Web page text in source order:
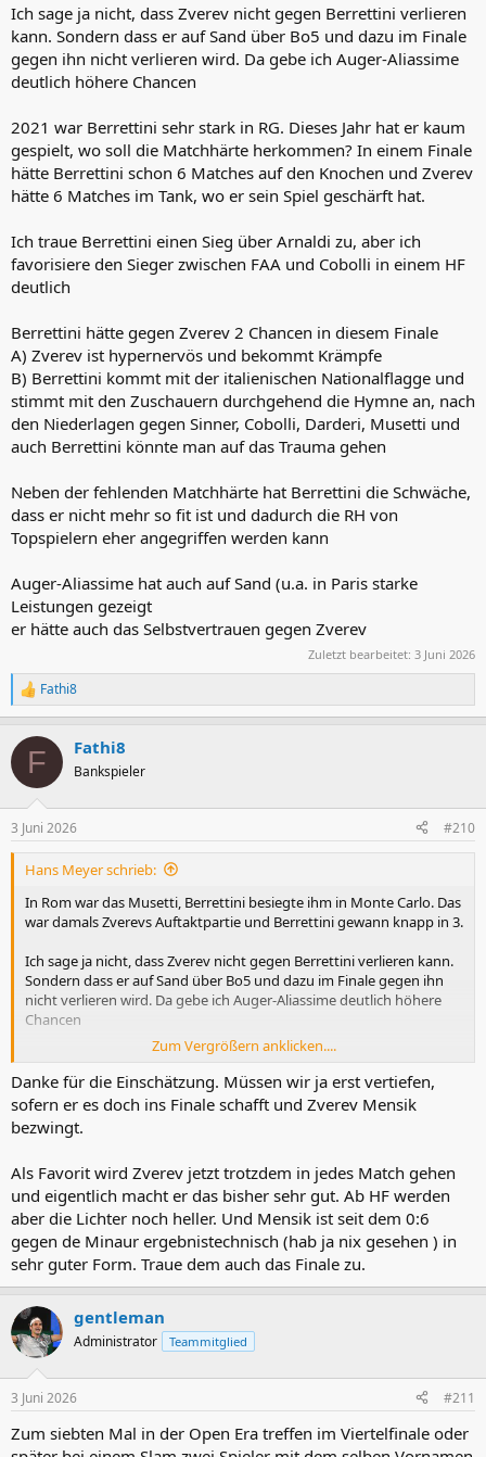
Ich sage ja nicht, dass Zverev nicht gegen Berrettini verlieren
kann. Sondern dass er auf Sand über Bo5 und dazu im Finale
gegen ihn nicht verlieren wird. Da gebe ich Auger-Aliassime
deutlich höhere Chancen
2021 war Berrettini sehr stark in RG. Dieses Jahr hat er kaum
gespielt, wo soll die Matchhärte herkommen? In einem Finale
hätte Berrettini schon 6 Matches auf den Knochen und Zverev
hätte 6 Matches im Tank, wo er sein Spiel geschärft hat.
Ich traue Berrettini einen Sieg über Arnaldi zu, aber ich
favorisiere den Sieger zwischen FAA und Cobolli in einem HF
deutlich
Berrettini hätte gegen Zverev 2 Chancen in diesem Finale
A) Zverev ist hypernervös und bekommt Krämpfe
B) Berrettini kommt mit der italienischen Nationalflagge und
stimmt mit den Zuschauern durchgehend die Hymne an, nach
den Niederlagen gegen Sinner, Cobolli, Darderi, Musetti und
auch Berrettini könnte man auf das Trauma gehen
Neben der fehlenden Matchhärte hat Berrettini die Schwäche,
dass er nicht mehr so fit ist und dadurch die RH von
Topspielern eher angegriffen werden kann
Auger-Aliassime hat auch auf Sand (u.a. in Paris starke
Leistungen gezeigt
er hätte auch das Selbstvertrauen gegen Zverev
Zuletzt bearbeitet: 3 Juni 2026
R
e
k
i
e
n
Fathi8
F Fathi8
Bankspieler
3 Juni 2026 #210
Hans Meyer schrieb:
In Rom war das Musetti, Berrettini besiegte ihm in Monte Carlo. Das
war damals Zverevs Auftaktpartie und Berrettini gewann knapp in 3.
Ich sage ja nicht, dass Zverev nicht gegen Berrettini verlieren kann.
Sondern dass er auf Sand über Bo5 und dazu im Finale gegen ihn
nicht verlieren wird. Da gebe ich Auger-Aliassime deutlich höhere
Chancen
2021 war Berrettini sehr stark in RG. Dieses Jahr hat er kaum
gespielt, wo soll die Matchhärte herkommen? In einem Finale hätte
Berrettini schon 6 Matches auf den Knochen und Zverev hätte 6
Matches im Tank, wo er sein Spiel geschärft hat.
den Sieger zwischen FAA und Cobolli in einem HF deutlich
Berrettini hätte gegen Zverev 2 Chancen in diesem Finale
A) Zverev ist hypernervös und bekommt Krämpfe
B) Berrettini kommt mit der italienischen Nationalflagge und
stimmt mit den Zuschauern durchgehend die Hymne an, nach den
Niederlagen gegen Sinner, Cobolli, Darderi, Musetti und auch
Berrettini könnte man auf das Trauma gehen
Neben der fehlenden Matchhärte hat Berrettini die Schwäche, dass
er nicht mehr so fit ist und dadurch die RH von Topspielern eher
angegriffen werden kann
Auger-Aliassime hat auch auf Sand (u.a. in Paris starke Leistungen
gezeigt
Zum Vergrößern anklicken....
Danke für die Einschätzung. Müssen wir ja erst vertiefen,
sofern er es doch ins Finale schafft und Zverev Mensik
bezwingt.
Als Favorit wird Zverev jetzt trotzdem in jedes Match gehen
und eigentlich macht er das bisher sehr gut. Ab HF werden
aber die Lichter noch heller. Und Mensik ist seit dem 0:6
gegen de Minaur ergebnistechnisch (hab ja nix gesehen ) in
sehr guter Form. Traue dem auch das Finale zu.
gentleman
Administrator Teammitglied
3 Juni 2026 #211
Zum siebten Mal in der Open Era treffen im Viertelfinale oder